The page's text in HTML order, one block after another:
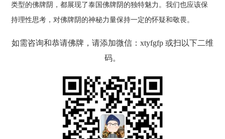
类型的佛牌阴，都展现了泰国佛牌阴的独特魅力。我们也应该保
持理性思考，对佛牌阴的神秘力量保持一定的怀疑和敬畏。
如需咨询和恭请佛牌，请添加微信：xtyfgfp 或扫以下二维
码。